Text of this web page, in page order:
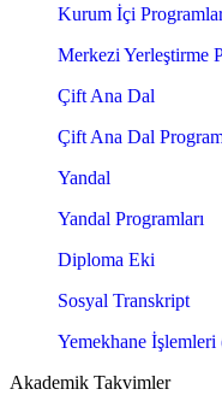
Kurum İçi
Merkezi Yerleştirme
Çift Ana Dal
Çift Ana Dal
Yandal
Yandal Programları
Diploma Eki
Sosyal Transkript
Yemekhane
Akademik Takvimler